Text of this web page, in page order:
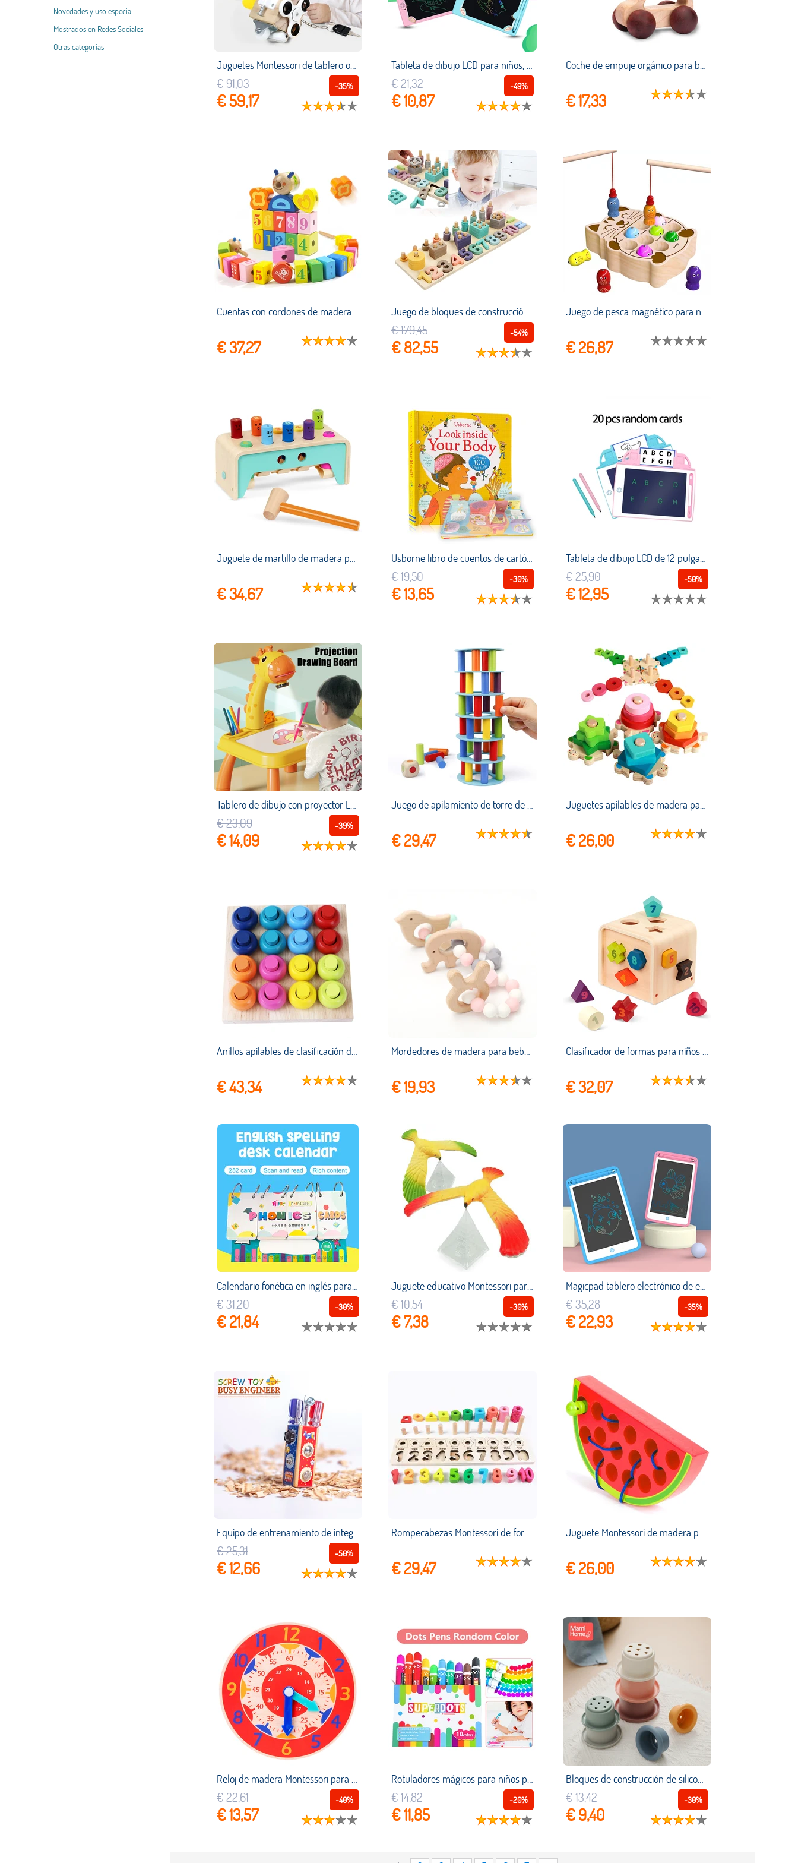
Novedades y uso especial
Mostrados en Redes Sociales
Otras categorias
Juguetes Montessori de tablero ocupado para niños, cubo ocupado de madera, caja de bloqueo de habilidad de agarre manual, entrenamiento para bebés y niños pequeños
-35%
€ 91,03
€ 59,17
Tableta de dibujo LCD para niños, instrumentos de pintura, tablero de dibujo electrónico ultrafino + bolígrafo, juguetes educativos de 8,5 pulgadas, regalos para niños
-49%
€ 21,32
€ 10,87
Coche de empuje orgánico para bebé, juguetes de madera, coche de madera y desarrollo de movimiento fino y agarre infantil Montessori
€ 17,33
Cuentas con cordones de madera para niños pequeños, motricidad fina, juguetes Montessori, juguetes de aprendizaje preescolar para niños y niñas de 2 años, regalos
€ 37,27
Juego de bloques de construcción Montessori para niños, juguete educativo de madera, Educación Temprana, forma de Color, matemáticas, juego Original
-54%
€ 179,45
€ 82,55
Juego de pesca magnético para niños pequeños, juguete educativo Montessori de madera para aprender habilidades motoras finas, preescolar
€ 26,87
Juguete de martillo de madera para niños pequeños, banco para golpear con clavijas y Mazo, juguete de desarrollo colorido, libra y banco de cuenta, 1 año +
€ 34,67
Usborne libro de cuentos de cartón en inglés para niños, juguetes de aprendizaje, lectura, actividad, para dormir, regalos Montessori
-30%
€ 19,50
€ 13,65
Tableta de dibujo LCD de 12 pulgadas para niños, instrumentos de pintura, tablero de dibujo electrónico ultrafino + bolígrafo, juguetes educativos
-50%
€ 25,90
€ 12,95
Tablero de dibujo con proyector LED para niños y niñas, mesa de pintura, escritorio Montessori, aprendizaje educativo, tableta de escritura
-39%
€ 23,09
€ 14,09
Juego de apilamiento de torre de madera, motricidad fina, Montessori, bloques de construcción, torre inclinada, juguete, juegos familiares para niños y adultos
€ 29,47
Juguetes apilables de madera para niños pequeños de 2, 3 y 4 años, clasificador de formas Montessori, juguetes educativos de bloques de rompecabezas, aprendizaje preescolar temprano
€ 26,00
Anillos apilables de clasificación de Color de madera, tablero educativo, juguetes de conteo de aprendizaje, juegos de rompecabezas para niños en edad preescolar de 1 año
€ 43,34
Mordedores de madera para bebé, juguete de dentición en forma de pájaro, elefante orgánico, Montessori, 3 unidades
€ 19,93
Clasificador de formas para niños pequeños, Cubo de aprendizaje de madera, juguete de clasificación, 10 formas de madera coloridas con números, Cubo de cuenta y clasificación
€ 32,07
Calendario fonética en inglés para niños, tarjeta de palabras, juguete educativo, tarjetas de aprendizaje, regalo para niños, 252 piezas
-30%
€ 31,20
€ 21,84
Juguete educativo Montessori para niños, juguete educativo de equilibrio increíble con soporte de pirámide, pájaro mágico, escritorio, diversión para aprender, juguete interactivo, regalos
-30%
€ 10,54
€ 7,38
Magicpad tablero electrónico de escritura inteligente para niños, tableta de pintura, escritura a mano, juguetes educativos de dibujo
-35%
€ 35,28
€ 22,93
Equipo de entrenamiento de integración sensorial para niños, juego de herramientas de motricidad fina con perno de tornillo, juguetes Montessori de ingeniero ocupado, juego de Aprendizaje Temprano
-50%
€ 25,31
€ 12,66
Rompecabezas Montessori de formas matemáticas para niños, juguetes de bloques de madera apilables para niños pequeños, juguetes de números para aprendizaje temprano, conteo preescolar
€ 29,47
Juguete Montessori de madera para niños pequeños de 1, 2 y 3 años, juego de rompecabezas, motricidad fina, actividad de aprendizaje
€ 26,00
Reloj de madera Montessori para niños, juguetes de aprendizaje de tiempo, ayuda para la enseñanza, juegos de entrenamiento de habilidades para la vida
-40%
€ 22,61
€ 13,57
Rotuladores mágicos para niños pequeños, set de 10 unids/set de bolígrafos de Graffiti con diseño de superpuntos de colores, rotuladores mágicos para escribir y pintar
-20%
€ 14,82
€ 11,85
Bloques de construcción de silicona para niños, mordedor sin BPA, juguete de bañera para bebé, taza de apilamiento Montessori, regalos educativos para edades tempranas, 7 piezas
-30%
€ 13,42
€ 9,40